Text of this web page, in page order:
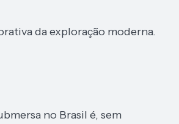
da exploração moderna.
no Brasil é, sem